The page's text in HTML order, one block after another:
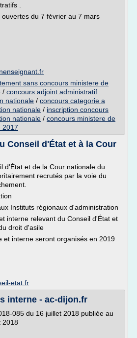
.
du 7 février au 7 mars
sans concours ministere de
/ concours adjoint administratif
nationale / concours categorie a
nationale / inscription concours
nationale / concours ministere de
2017
Conseil d'État et à la Cour
d'État et de la Cour nationale du
recrutés par la voie du
Instituts régionaux d'administration
interne relevant du Conseil d'État et
droit d'asile
et interne seront organisés en 2019
etat.fr
interne - ac-dijon.fr
085 du 16 juillet 2018 publiée au
2018